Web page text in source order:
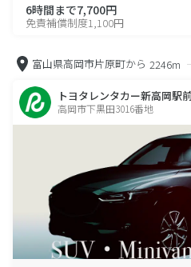
6時間まで7,700円
免責補償制度1,100円
富山県高岡市片原町から 2246m
トヨタレンタカー新高岡駅
高岡市下黒田3016番地